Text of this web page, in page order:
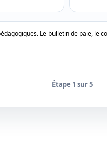
Le bulletin de paie,
Étape 1 sur 5